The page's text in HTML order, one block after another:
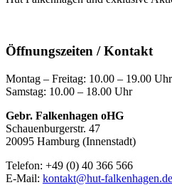
Öffnungszeiten / Kontakt
Montag – Freitag: 10.00 – 19.00 Uhr
Samstag: 10.00 – 18.00 Uhr
Gebr. Falkenhagen oHG
Schauenburgerstr. 47
20095 Hamburg (Innenstadt)
Telefon: +49 (0) 40 366 566
E-Mail: kontakt@hut-falkenhagen.de